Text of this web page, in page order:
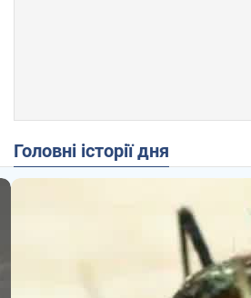
Головні історії дня